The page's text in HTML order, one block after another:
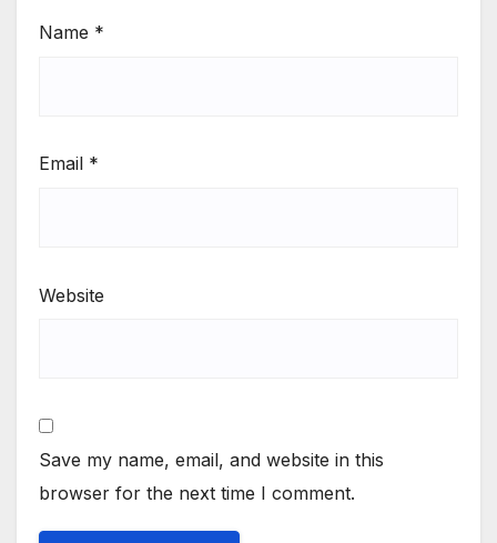
Name *
Email *
Website
Save my name, email, and website in this
browser for the next time I comment.